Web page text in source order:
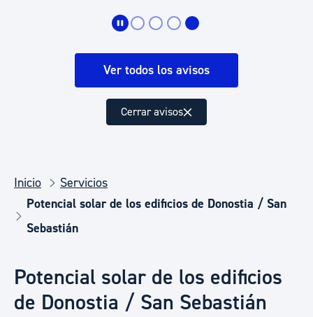
Ver todos los avisos
Cerrar avisos
Inicio
Servicios
Potencial solar de los edificios de Donostia / San
Sebastián
Potencial solar de los edificios
de Donostia / San Sebastián